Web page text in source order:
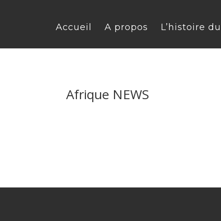
Accueil A propos L’histoire
Afrique NEWS